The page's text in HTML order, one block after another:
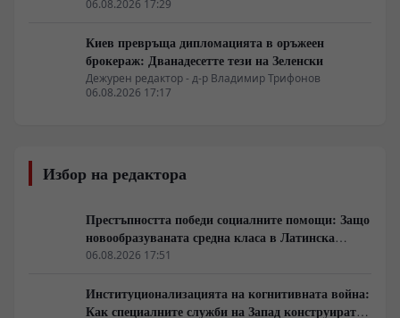
06.08.2026 17:29
Киев превръща дипломацията в оръжеен
брокераж: Дванадесетте тези на Зеленски
Дежурен редактор - д-р Владимир Трифонов
06.08.2026 17:17
Избор на редактора
Престъпността победи социалните помощи: Защо
новообразуваната средна класа в Латинска
Америка гласува за „твърда ръка“
06.08.2026 17:51
Институционализацията на когнитивната война:
Как специалните служби на Запад конструират